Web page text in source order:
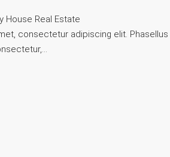
House Real Estate
consectetur adipiscing elit. Phasellus